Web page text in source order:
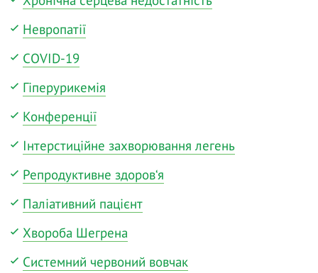
Невропатії
COVID-19
Гіперурикемія
Конференції
Інтерстиційне захворювання легень
Репродуктивне здоров‘я
Паліативний пацієнт
Хвороба Шегрена
Системний червоний вовчак